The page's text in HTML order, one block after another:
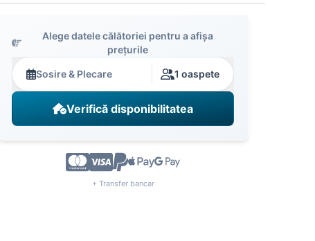
Alege datele călătoriei pentru a afișa
prețurile
Sosire & Plecare 1 oaspete
Verifică disponibilitatea
+ Transfer bancar